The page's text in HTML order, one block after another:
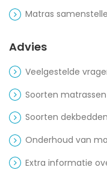
Matras
Advies
Veelgestelde
Soorten matrassen
Soorten
Onderhoud van
Extra informatie